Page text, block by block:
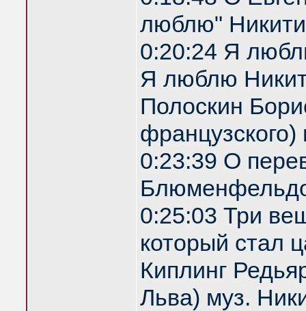
люблю"
0:20:24 Я
Я люблю
Полоскин
0:23:39 О
0:25:03 Три
который стал
Киплинг
Льва) муз.